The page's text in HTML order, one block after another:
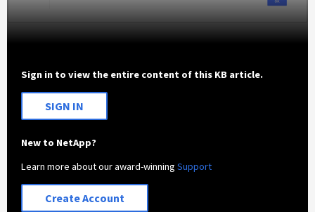
Sign in to view the entire content of this KB article.
SIGN IN
New to NetApp?
Learn more about our award-winningSupport
Create Account